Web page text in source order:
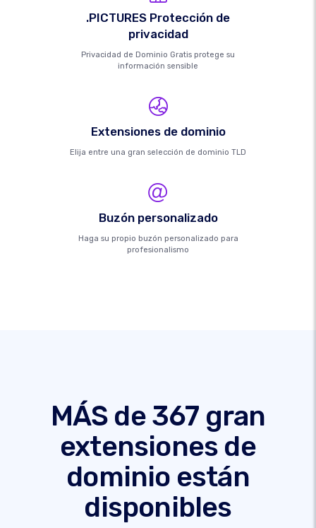
.PICTURES Protección de
privacidad
Privacidad de Dominio Gratis protege su
información sensible
Extensiones de dominio
Elija entre una gran selección de dominio TLD
Buzón personalizado
Haga su propio buzón personalizado para
profesionalismo
MÁS de 367 gran
extensiones de
dominio están
disponibles